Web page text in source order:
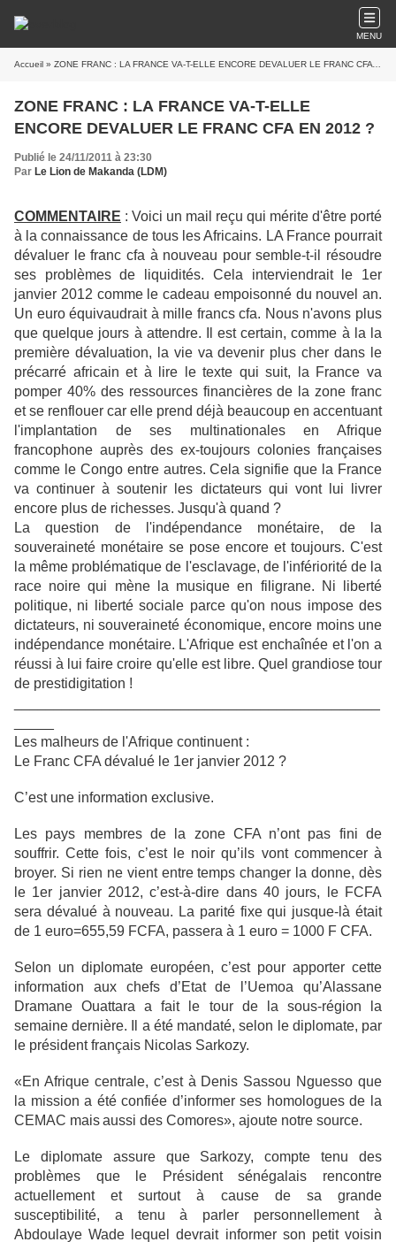
MENU
Accueil » ZONE FRANC : LA FRANCE VA-T-ELLE ENCORE DEVALUER LE FRANC CFA EN 2012 ?
ZONE FRANC : LA FRANCE VA-T-ELLE
ENCORE DEVALUER LE FRANC CFA EN 2012 ?
Publié le 24/11/2011 à 23:30
Par Le Lion de Makanda (LDM)
COMMENTAIRE : Voici un mail reçu qui mérite d'être porté
à la connaissance de tous les Africains. LA France pourrait
dévaluer le franc cfa à nouveau pour semble-t-il résoudre
ses problèmes de liquidités. Cela interviendrait le 1er
janvier 2012 comme le cadeau empoisonné du nouvel an.
Un euro équivaudrait à mille francs cfa. Nous n'avons plus
que quelque jours à attendre. Il est certain, comme à la la
première dévaluation, la vie va devenir plus cher dans le
précarré africain et à lire le texte qui suit, la France va
pomper 40% des ressources financières de la zone franc
et se renflouer car elle prend déjà beaucoup en accentuant
l'implantation de ses multinationales en Afrique
francophone auprès des ex-toujours colonies françaises
comme le Congo entre autres. Cela signifie que la France
va continuer à soutenir les dictateurs qui vont lui livrer
encore plus de richesses. Jusqu'à quand ?
La question de l'indépendance monétaire, de la
souveraineté monétaire se pose encore et toujours. C'est
la même problématique de l'esclavage, de l'infériorité de la
race noire qui mène la musique en filigrane. Ni liberté
politique, ni liberté sociale parce qu'on nous impose des
dictateurs, ni souveraineté économique, encore moins une
indépendance monétaire. L'Afrique est enchaînée et l'on a
réussi à lui faire croire qu'elle est libre. Quel grandiose tour
de prestidigitation !
Les malheurs de l'Afrique continuent :
Le Franc CFA dévalué le 1er janvier 2012 ?
C’est une information exclusive.
Les pays membres de la zone CFA n’ont pas fini de
souffrir. Cette fois, c’est le noir qu’ils vont commencer à
broyer. Si rien ne vient entre temps changer la donne, dès
le 1er janvier 2012, c’est-à-dire dans 40 jours, le FCFA
sera dévalué à nouveau. La parité fixe qui jusque-là était
de 1 euro=655,59 FCFA, passera à 1 euro = 1000 F CFA.
Selon un diplomate européen, c’est pour apporter cette
information aux chefs d’Etat de l’Uemoa qu’Alassane
Dramane Ouattara a fait le tour de la sous-région la
semaine dernière. Il a été mandaté, selon le diplomate, par
le président français Nicolas Sarkozy.
«En Afrique centrale, c’est à Denis Sassou Nguesso que
la mission a été confiée d’informer ses homologues de la
CEMAC maisaussi des Comores», ajoute notre source.
Le diplomate assure que Sarkozy, compte tenu des
problèmes que le Président sénégalais rencontre
actuellement et surtout à cause de sa grande
susceptibilité, a tenu à parler personnellement à
Abdoulaye Wade lequel devrait informer son petit voisin